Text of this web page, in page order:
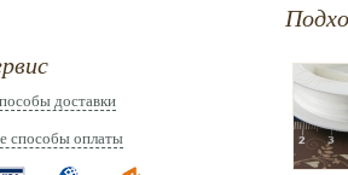
доставки
способы оплаты